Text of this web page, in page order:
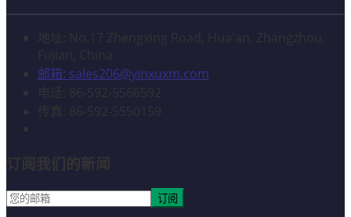
邮箱: sales206@yinxuxm.com
订阅